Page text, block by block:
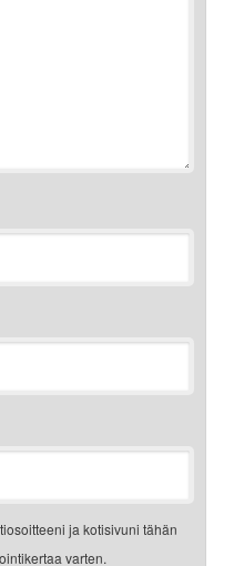
ja kotisivuni tähän
varten.